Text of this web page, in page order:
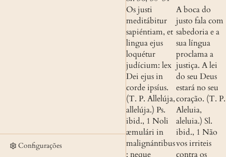
Configurações
Os justi
meditábitur
sapiéntiam, et
lingua ejus
loquétur
judícium: lex
Dei ejus in
corde ipsíus.
(T. P. Allelúja,
allelúja.) Ps.
ibid., 1 Noli
æmulári in
malignántibus
: neque
A boca do
justo fala com
sabedoria e a
sua língua
proclama a
justiça. A lei
do seu Deus
estará no seu
coração. (T. P.
Aleluia,
aleluia.) Sl.
ibid., 1 Não
vos irriteis
contra os